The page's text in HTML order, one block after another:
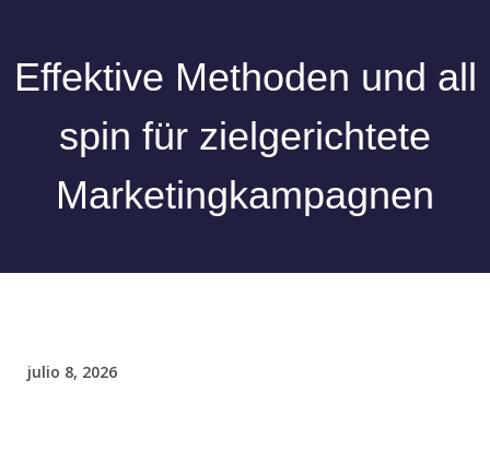
Effektive Methoden und all
spin für zielgerichtete
Marketingkampagnen
julio 8, 2026